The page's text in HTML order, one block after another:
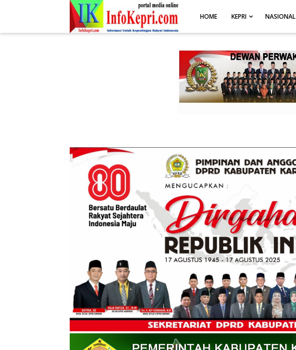
.post-body img { display: block; margin: 0 auto; max-width: 100%; height: auto; }
HOME KEPRI NASIONAL